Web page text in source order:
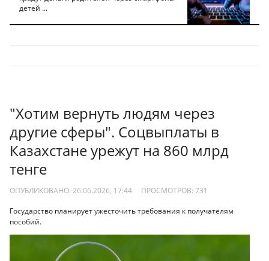
детей ...
"Хотим вернуть людям через
другие сферы". Соцвыплаты в
Казахстане урежут на 860 млрд
тенге
ОПУБЛИКОВАНО: 26.06.2026, 17:44 ПРОСМОТРОВ: 731
Государство планирует ужесточить требования к получателям
пособий.